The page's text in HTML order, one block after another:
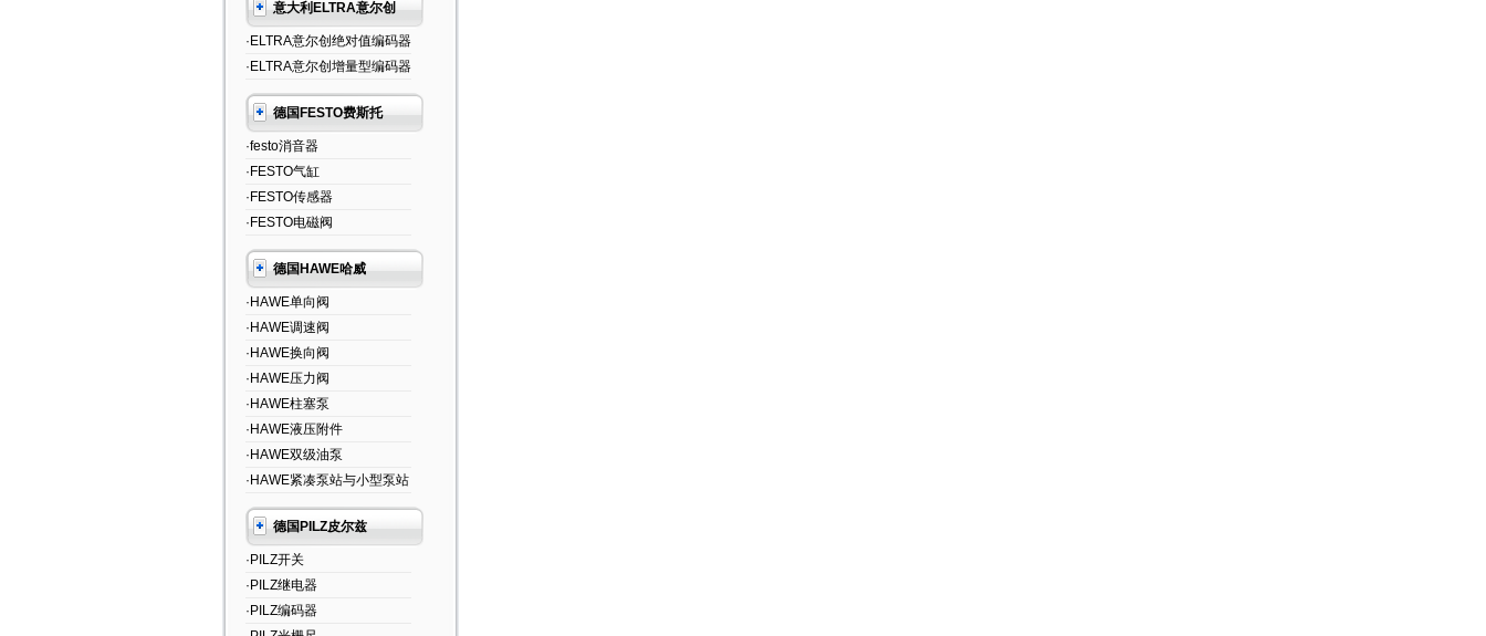
意大利ELTRA意尔创
·ELTRA意尔创绝对值编码器
·ELTRA意尔创增量型编码器
德国FESTO费斯托
·festo消音器
·FESTO气缸
·FESTO传感器
·FESTO电磁阀
德国HAWE哈威
·HAWE单向阀
·HAWE调速阀
·HAWE换向阀
·HAWE压力阀
·HAWE柱塞泵
·HAWE液压附件
·HAWE双级油泵
·HAWE紧凑泵站与小型泵站
德国PILZ皮尔兹
·PILZ开关
·PILZ继电器
·PILZ编码器